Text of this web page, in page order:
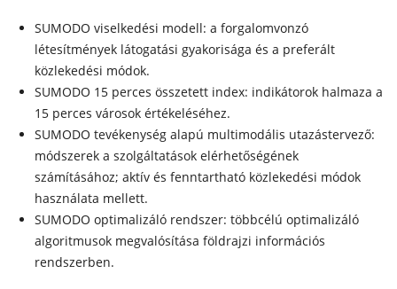
SUMODO viselkedési modell: a forgalomvonzó
létesítmények látogatási gyakorisága és a preferált
közlekedési módok.
SUMODO 15 perces összetett index: indikátorok halmaza a
15 perces városok értékeléséhez.
SUMODO tevékenység alapú multimodális utazástervező:
módszerek a szolgáltatások elérhetőségének
számításához; aktív és fenntartható közlekedési módok
használata mellett.
SUMODO optimalizáló rendszer: többcélú optimalizáló
algoritmusok megvalósítása földrajzi információs
rendszerben.